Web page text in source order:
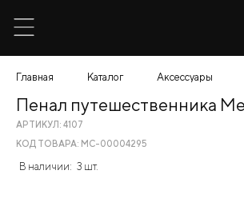
Главная Каталог Аксессуары
Пенал путешественника
АРТИКУЛ: 4107
КОД ТОВАРА: МС-00004295
В наличии: 3 шт.